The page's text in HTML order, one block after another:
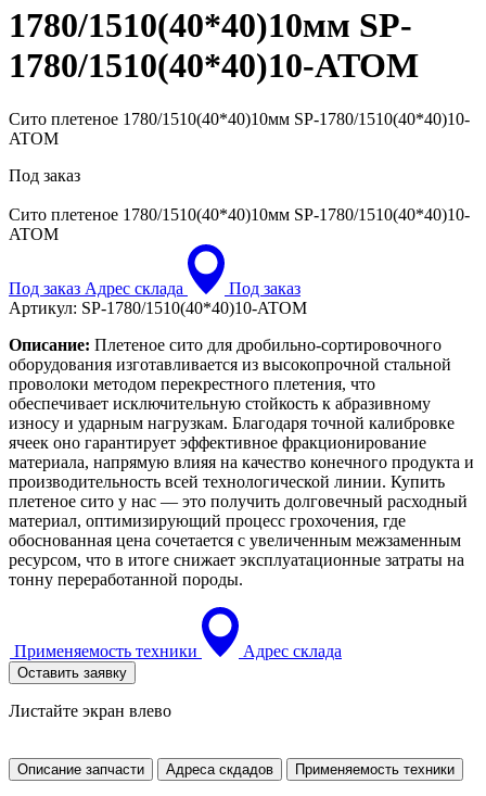
1780/1510(40*40)10мм SP-
1780/1510(40*40)10-ATOM
Сито плетеное 1780/1510(40*40)10мм SP-1780/1510(40*40)10-
ATOM
Под заказ
Сито плетеное 1780/1510(40*40)10мм SP-1780/1510(40*40)10-
ATOM
Под заказ Адрес склада
Под заказ
Артикул: SP-1780/1510(40*40)10-ATOM
Описание: Плетеное сито для дробильно-сортировочного
оборудования изготавливается из высокопрочной стальной
проволоки методом перекрестного плетения, что
обеспечивает исключительную стойкость к абразивному
износу и ударным нагрузкам. Благодаря точной калибровке
ячеек оно гарантирует эффективное фракционирование
материала, напрямую влияя на качество конечного продукта и
производительность всей технологической линии. Купить
плетеное сито у нас — это получить долговечный расходный
материал, оптимизирующий процесс грохочения, где
обоснованная цена сочетается с увеличенным межзаменным
ресурсом, что в итоге снижает эксплуатационные затраты на
тонну переработанной породы.
Применяемость техники Адрес склада
Оставить заявку
Листайте экран влево
Описание запчасти Адреса скдадов Применяемость техники